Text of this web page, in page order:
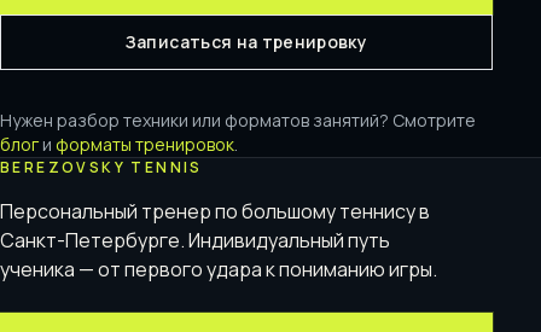
Записаться на тренировку
Нужен разбор техники или форматов занятий? Смотрите
блог и форматы тренировок.
BEREZOVSKY TENNIS
Персональный тренер по большому теннису в
Санкт-Петербурге. Индивидуальный путь
ученика — от первого удара к пониманию игры.